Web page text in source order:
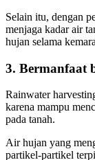
Selain itu, dengan
menjaga kadar air
hujan selama
3. Bermanfaat
Rainwater
karena mampu
pada tanah.
Air hujan yang
partikel-partikel